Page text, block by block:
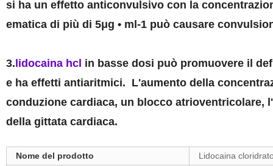
si ha un effetto anticonvulsivo con la
ematica di più di 5μg • ml-1 può causare
3. lidocaina hcl in basse dosi può promuovere il
e ha effetti antiaritmici. L'aumento della
conduzione cardiaca, un blocco
della gittata cardiaca.
Nome del prodotto Lidocaina